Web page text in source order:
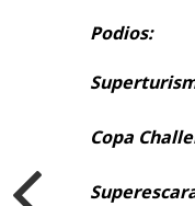
Podios:
Copa